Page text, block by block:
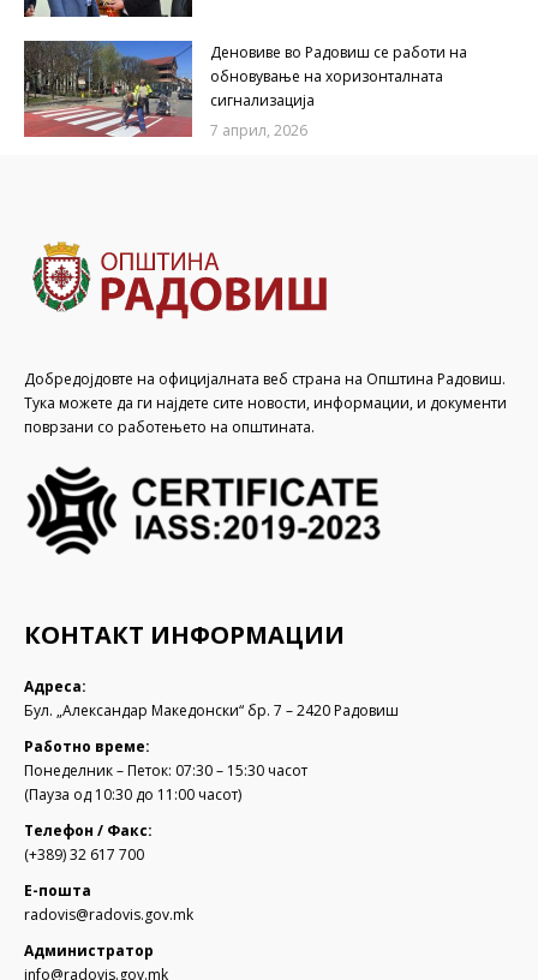
Деновиве во Радовиш се работи на
обновување на хоризонталната
сигнализација
7 април, 2026
Добредојдовте на официјалната веб страна на Општина Радовиш.
Тука можете да ги најдете сите новости, информации, и документи
поврзани со работењето на општината.
КОНТАКТ ИНФОРМАЦИИ
Адреса:
Бул. „Александар Македонски“ бр. 7 – 2420 Радовиш
Работно време:
Понеделник – Петок: 07:30 – 15:30 часот
(Пауза од 10:30 до 11:00 часот)
Телефон / Факс:
(+389) 32 617 700
Е-пошта
radovis@radovis.gov.mk
Администратор
info@radovis.gov.mk